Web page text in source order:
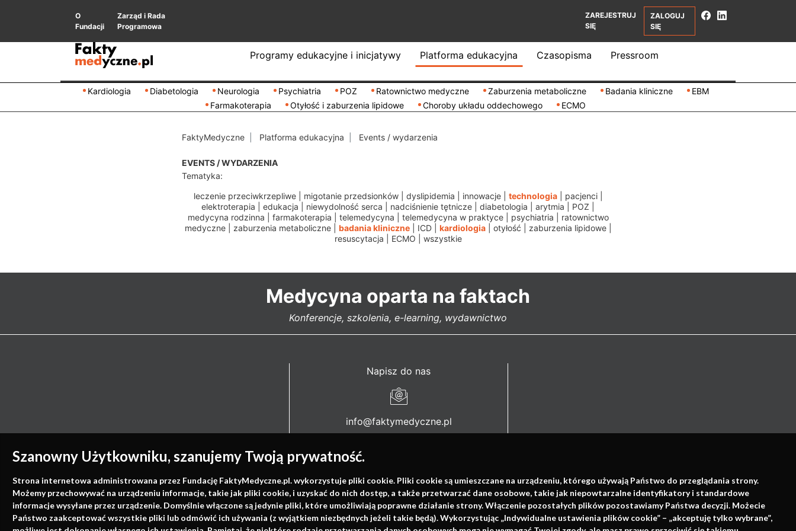
Szanowny Użytkowniku, szanujemy Twoją prywatność.
Strona internetowa administrowana przez Fundację FaktyMedyczne.pl. wykorzystuje pliki cookie. Pliki cookie są umieszczane na urządzeniu, którego używają Państwo do przeglądania strony.
Możemy przechowywać na urządzeniu informacje, takie jak pliki cookie, i uzyskać do nich dostęp, a także przetwarzać dane osobowe, takie jak niepowtarzalne identyfikatory i standardowe
informacje wysyłane przez urządzenie. Domyślnie włączone są jedynie pliki, które umożliwiają poprawne działanie strony. Włączenie pozostałych plików pozostawiamy Państwa decyzji. Możecie
Państwo zaakceptować wszystkie pliki lub odmówić ich używania (z wyjątkiem niezbędnych jeżeli takie będą). Wykorzystując „Indywidualne ustawienia plików cookie” – „akceptuję tylko wybrane”,
O
Fundacji
Zarząd i Rada
Programowa
ZAREJESTRUJ
SIĘ
ZALOGUJ
SIĘ
Programy edukacyjne i inicjatywy Platforma edukacyjna Czasopisma Pressroom
Kardiologia Diabetologia Neurologia Psychiatria POZ Ratownictwo medyczne Zaburzenia metaboliczne Badania kliniczne
EBM
Farmakoterapia
Otyłość i zaburzenia lipidowe Choroby układu oddechowego ECMO
FaktyMedyczne Platforma edukacyjna Events / wydarzenia
EVENTS / WYDARZENIA
Tematyka:
leczenie przeciwkrzepliwe| migotanie przedsionków| dyslipidemia innowacje| technologia| pacjenci|
elektroterapia
edukacja niewydolność serca nadciśnienie tętnicze diabetologia arytmia POZ
medycyna rodzinna
farmakoterapia telemedycyna telemedycyna w praktyce| psychiatria
ratownictwo
medyczne| zaburzenia metaboliczne| badania kliniczne| ICD| kardiologia| otyłość zaburzenia lipidowe|
resuscytacja
ECMO wszystkie
Medycyna oparta na faktach
Konferencje, szkolenia, e-learning, wydawnictwo
Napisz do nas
info@faktymedyczne.pl
Redakcja medyczna:
ul. Wolności 338b
41-800 Zabrze